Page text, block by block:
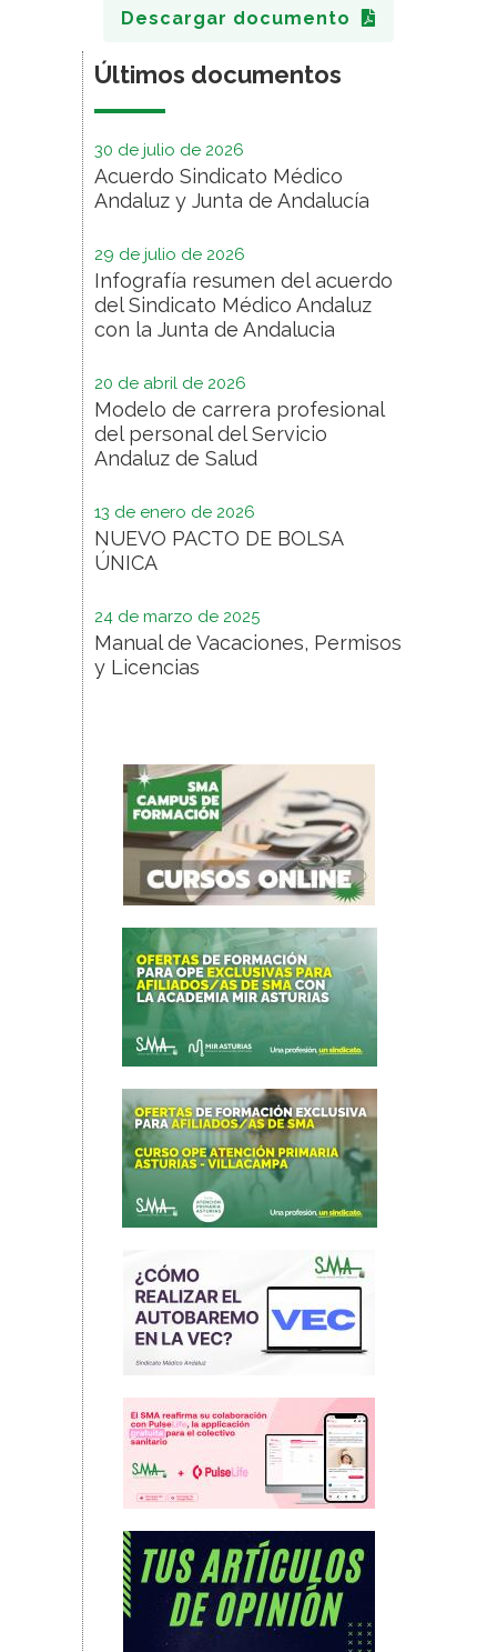
Descargar documento
Últimos documentos
30 de julio de 2026
Acuerdo Sindicato Médico
Andaluz y Junta de Andalucía
29 de julio de 2026
Infografía resumen del acuerdo
del Sindicato Médico Andaluz
con la Junta de Andalucia
20 de abril de 2026
Modelo de carrera profesional
del personal del Servicio
Andaluz de Salud
13 de enero de 2026
NUEVO PACTO DE BOLSA
ÚNICA
24 de marzo de 2025
Manual de Vacaciones, Permisos
y Licencias